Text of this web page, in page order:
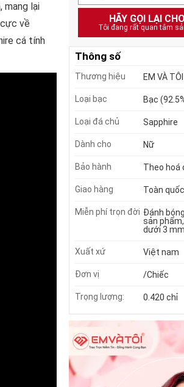
mang lại
về
cá tính
HÃY GỌI LẠI
Tôi đang rất quan tâm
Thông số
Thương hiệu EM VÀ
Loại bạc Bạc
Loại đá chủ Sapphire
Dành cho Nữ
Bảo hành Theo hoá
Giao hàng Toàn quốc
Miễn phí trọn đời Đánh
sản
dưới 3 mm
Xuất xứ Việt nam
Đơn vị /Chiếc
Trọng lượng: 0.420 chỉ